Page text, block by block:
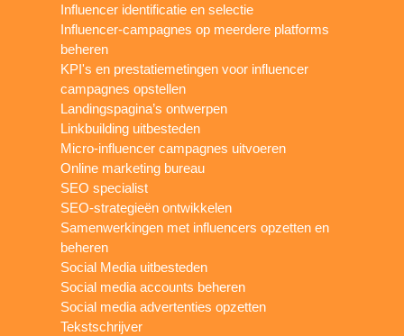
Influencer identificatie en selectie
Influencer-campagnes op meerdere platforms
beheren
KPI's en prestatiemetingen voor influencer
campagnes opstellen
Landingspagina’s ontwerpen
Linkbuilding uitbesteden
Micro-influencer campagnes uitvoeren
Online marketing bureau
SEO specialist
SEO-strategieën ontwikkelen
Samenwerkingen met influencers opzetten en
beheren
Social Media uitbesteden
Social media accounts beheren
Social media advertenties opzetten
Tekstschrijver